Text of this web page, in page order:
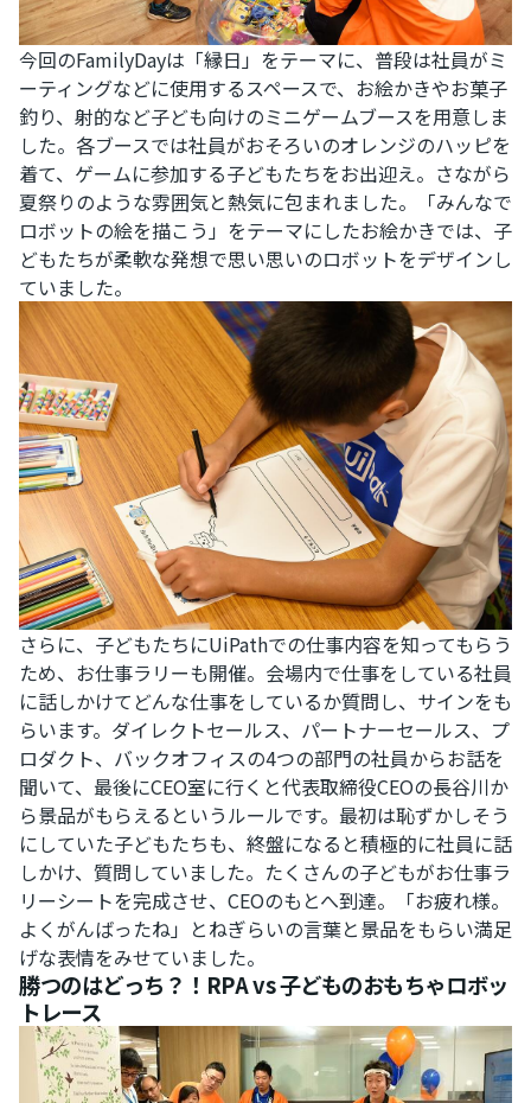
今回のFamilyDayは「縁日」をテーマに、普段は社員がミ
ーティングなどに使用するスペースで、お絵かきやお菓子
釣り、射的など子ども向けのミニゲームブースを用意しま
した。各ブースでは社員がおそろいのオレンジのハッピを
着て、ゲームに参加する子どもたちをお出迎え。さながら
夏祭りのような雰囲気と熱気に包まれました。「みんなで
ロボットの絵を描こう」をテーマにしたお絵かきでは、子
どもたちが柔軟な発想で思い思いのロボットをデザインし
ていました。
さらに、子どもたちにUiPathでの仕事内容を知ってもらう
ため、お仕事ラリーも開催。会場内で仕事をしている社員
に話しかけてどんな仕事をしているか質問し、サインをも
らいます。ダイレクトセールス、パートナーセールス、プ
ロダクト、バックオフィスの4つの部門の社員からお話を
聞いて、最後にCEO室に行くと代表取締役CEOの長谷川か
ら景品がもらえるというルールです。最初は恥ずかしそう
にしていた子どもたちも、終盤になると積極的に社員に話
しかけ、質問していました。たくさんの子どもがお仕事ラ
リーシートを完成させ、CEOのもとへ到達。「お疲れ様。
よくがんばったね」とねぎらいの言葉と景品をもらい満足
げな表情をみせていました。
勝つのはどっち？！RPA vs 子どものおもちゃロボッ
トレース